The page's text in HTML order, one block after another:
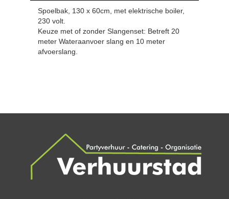
Spoelbak, 130 x 60cm, met elektrische boiler,
230 volt.
Keuze met of zonder Slangenset: Betreft 20
meter Wateraanvoer slang en 10 meter
afvoerslang.